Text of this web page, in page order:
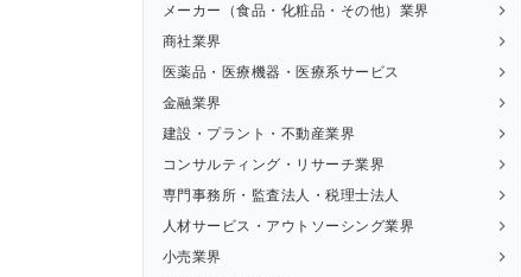
メーカー（食品・化粧品・その他）業界
商社業界
医薬品・医療機器・医療系サービス
金融業界
建設・プラント・不動産業界
コンサルティング・リサーチ業界
専門事務所・監査法人・税理士法人
人材サービス・アウトソーシング業界
小売業界